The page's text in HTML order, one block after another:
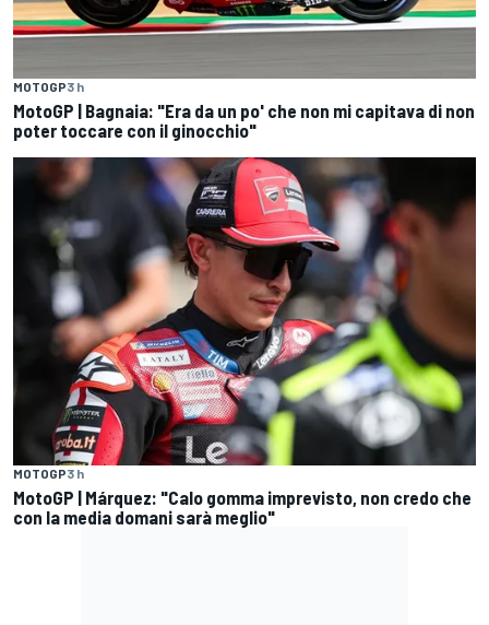
MOTOGP3 h
MotoGP | Bagnaia: "Era da un po' che non mi capitava di non
poter toccare con il ginocchio"
MOTOGP3 h
MotoGP | Márquez: "Calo gomma imprevisto, non credo che
con la media domani sarà meglio"